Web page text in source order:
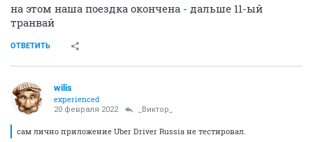
на этом наша поездка окончена - дальше 11-ый
транвай
ОТВЕТИТЬ
wilis
experienced
20 февраля 2022 _Виктор_
сам лично приложение Uber Driver Russia не тестировал.